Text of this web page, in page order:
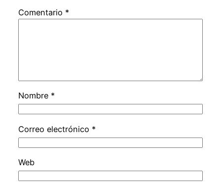
Comentario *
Nombre *
Correo electrónico *
Web